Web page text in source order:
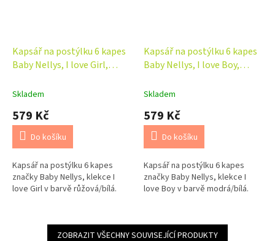
Kapsář na postýlku 6 kapes
Baby Nellys, I love Girl,
Skladem
579 Kč
Do košíku
Kapsář na postýlku 6 kapes
značky Baby Nellys, klekce I
love Girl v barvě růžová/bílá.
Kapsář na postýlku 6 kapes
Baby Nellys, I love Boy,
Skladem
579 Kč
Do košíku
Kapsář na postýlku 6 kapes
značky Baby Nellys, klekce I
love Boy v barvě modrá/bílá.
ZOBRAZIT VŠECHNY SOUVISEJÍCÍ PRODUKTY